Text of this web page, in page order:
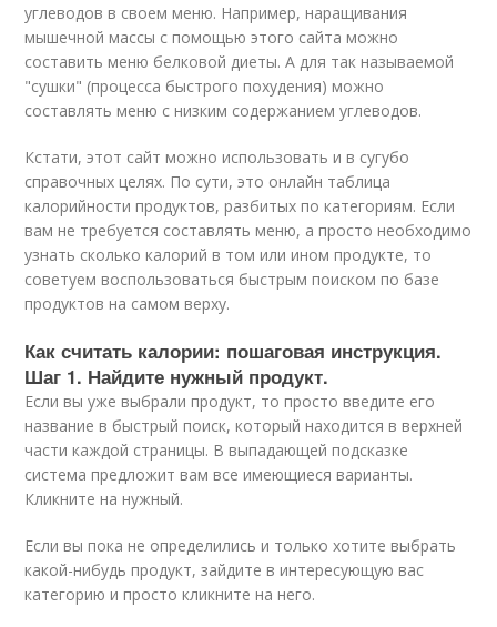
углеводов в своем меню. Например, наращивания
мышечной массы с помощью этого сайта можно
составить меню белковой диеты. А для так называемой
"сушки" (процесса быстрого похудения) можно
составлять меню с низким содержанием углеводов.
Кстати, этот сайт можно использовать и в сугубо
справочных целях. По сути, это онлайн таблица
калорийности продуктов, разбитых по категориям. Если
вам не требуется составлять меню, а просто необходимо
узнать сколько калорий в том или ином продукте, то
советуем воспользоваться быстрым поиском по базе
продуктов на самом верху.
Как считать калории: пошаговая инструкция.
Шаг 1. Найдите нужный продукт.
Если вы уже выбрали продукт, то просто введите его
название в быстрый поиск, который находится в верхней
части каждой страницы. В выпадающей подсказке
система предложит вам все имеющиеся варианты.
Кликните на нужный.
Если вы пока не определились и только хотите выбрать
какой-нибудь продукт, зайдите в интересующую вас
категорию и просто кликните на него.